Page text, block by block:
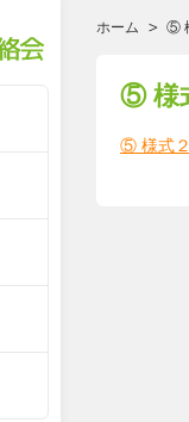
ホーム ⑤
⑤ 様
⑤ 様式